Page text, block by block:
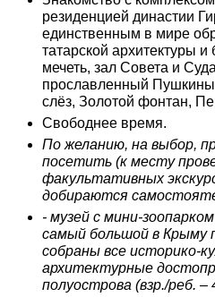
резиденцией династии
единственным в мире
татарской архитектуры
мечеть, зал Совета и
прославленный
слёз, Золотой фонтан,
Свободнее время.
По желанию, на выбор,
посетить (к месту
факультативных
добираются
- музей с мини-
самый большой в Крыму
собраны все историко-
архитектурные
полуострова (взр./реб. –